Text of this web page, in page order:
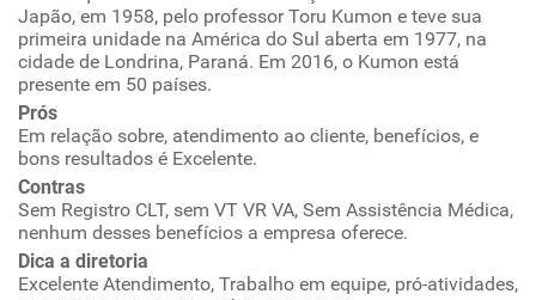
Conciliação com a vida familiar
Benefícios
Não recomenda esta empresa
Recomenda a diretoria
Japão, em 1958, pelo professor Toru Kumon e teve sua
primeira unidade na América do Sul aberta em 1977, na
cidade de Londrina, Paraná. Em 2016, o Kumon está
presente em 50 países.
Prós
Em relação sobre, atendimento ao cliente, benefícios, e
bons resultados é Excelente.
Contras
Sem Registro CLT, sem VT VR VA, Sem Assistência Médica,
nenhum desses benefícios a empresa oferece.
Dica a diretoria
Excelente Atendimento, Trabalho em equipe, pró-atividades,